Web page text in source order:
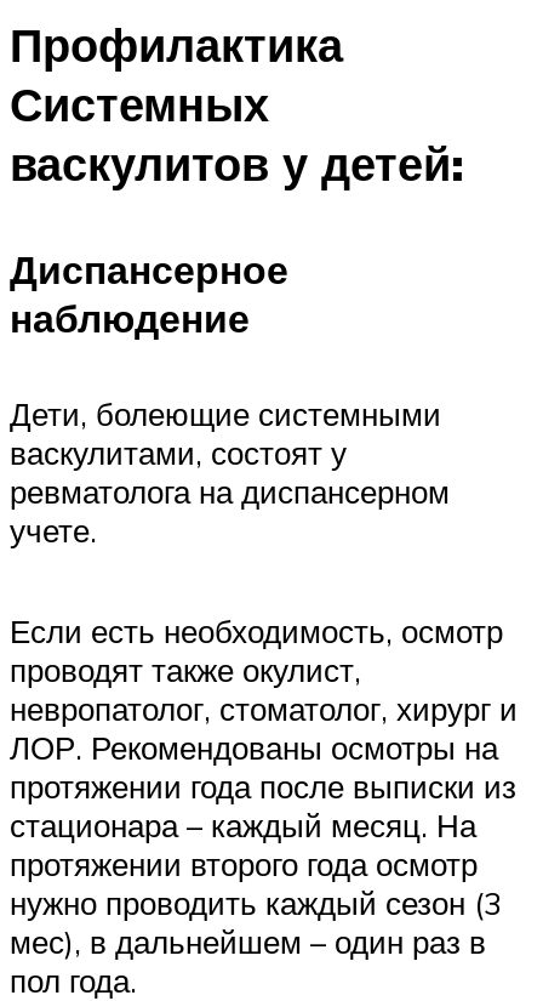
Профилактика
Системных
васкулитов у детей:
Диспансерное
наблюдение
Дети, болеющие системными
васкулитами, состоят у
ревматолога на диспансерном
учете.
Если есть необходимость, осмотр
проводят также окулист,
невропатолог, стоматолог, хирург и
ЛОР. Рекомендованы осмотры на
протяжении года после выписки из
стационара – каждый месяц. На
протяжении второго года осмотр
нужно проводить каждый сезон (3
мес), в дальнейшем – один раз в
пол года.